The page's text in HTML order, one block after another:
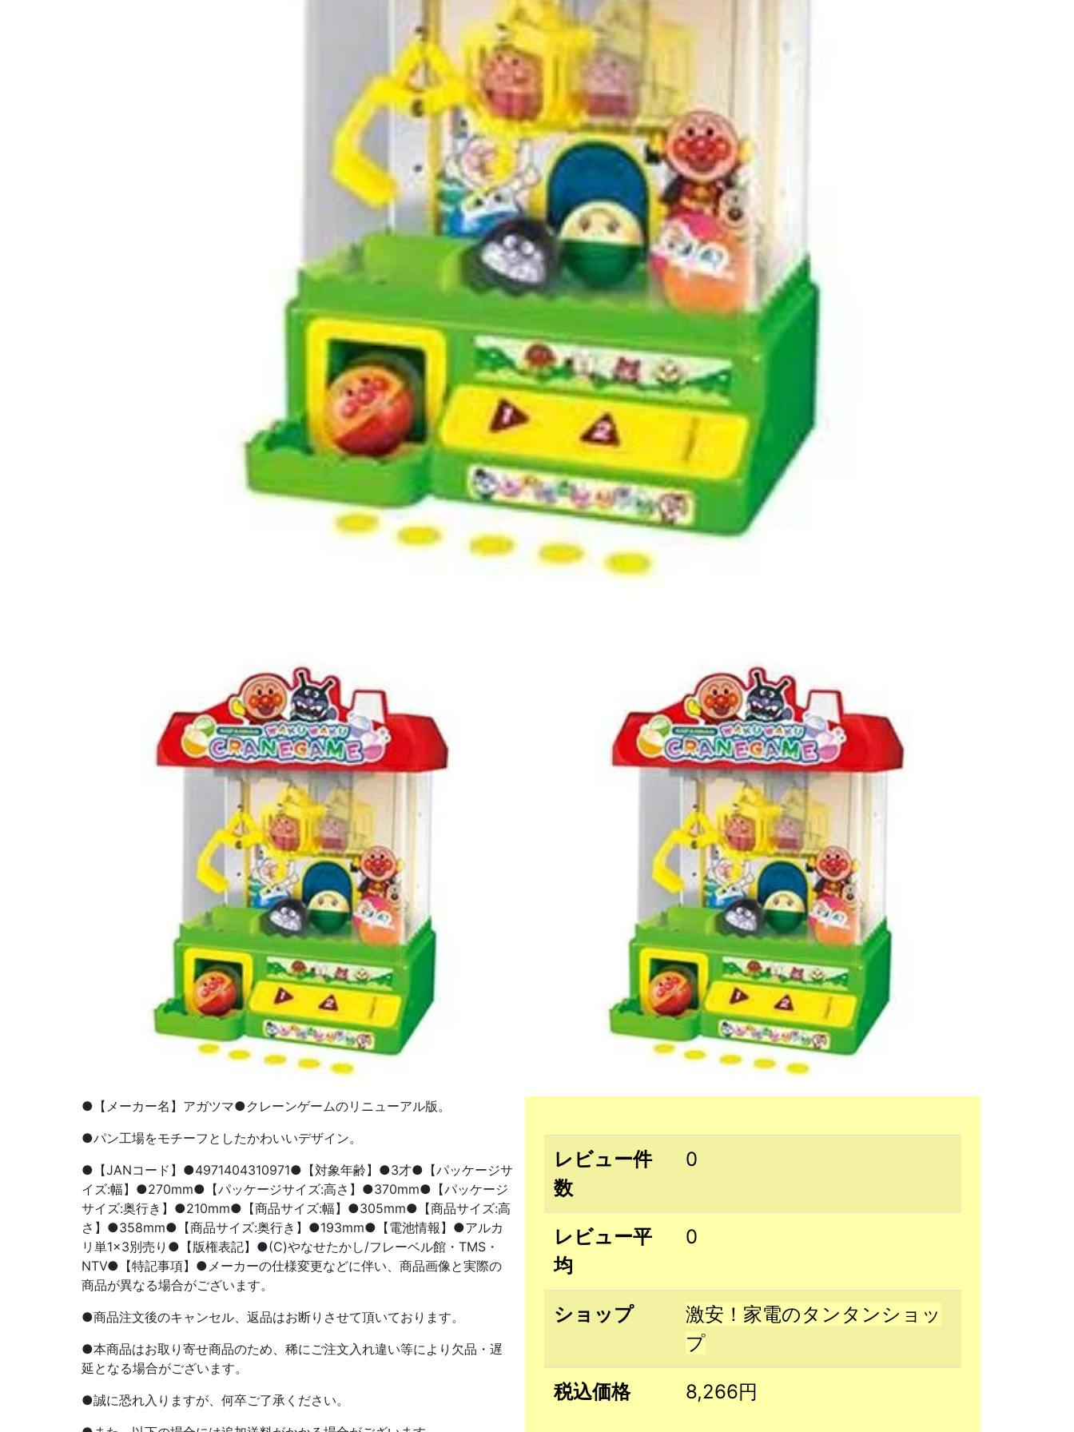
●【メーカー名】アガツマ●クレーンゲームのリニューアル版。
●パン工場をモチーフとしたかわいいデザイン。
●【JANコード】●4971404310971●【対象年齢】●3才●【パッケージサ
イズ:幅】●270mm●【パッケージサイズ:高さ】●370mm●【パッケージ
サイズ:奥行き】●210mm●【商品サイズ:幅】●305mm●【商品サイズ:高
さ】●358mm●【商品サイズ:奥行き】●193mm●【電池情報】●アルカ
リ単1×3別売り●【版権表記】●(C)やなせたかし/フレーベル館・TMS・
NTV●【特記事項】●メーカーの仕様変更などに伴い、商品画像と実際の
商品が異なる場合がございます。
●商品注文後のキャンセル、返品はお断りさせて頂いております。
●本商品はお取り寄せ商品のため、稀にご注文入れ違い等により欠品・遅
延となる場合がございます。
●誠に恐れ入りますが、何卒ご了承ください。
レビュー件
数
0
レビュー平
均
0
ショップ
激安！家電のタンタンショッ
プ
税込価格 8,266円